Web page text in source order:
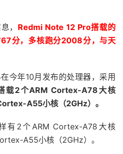
， Redmi Note 12 Pro搭载的
分，多核跑分2008分，与天
今年10月发布的处理器，采用
载2个ARM Cortex-A78大核
A55小核（2GHz）。
有2个ARM Cortex-A78大核
A55小核（2GHz）。